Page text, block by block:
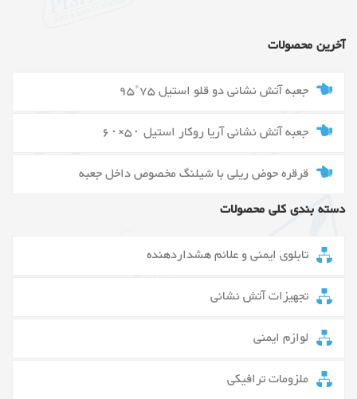
آخرین محصولات
جعبه آتش نشانی دو قلو استیل 75*95
جعبه آتش نشانی آریا روکار استیل ۵۰×۶۰
قرقره حوض ریلی با شیلنگ مخصوص داخل جعبه
دسته بندی کلی محصولات
تابلوی ایمنی و علائم هشداردهنده
تجهیزات آتش نشانی
لوازم ایمنی
ملزومات ترافیکی